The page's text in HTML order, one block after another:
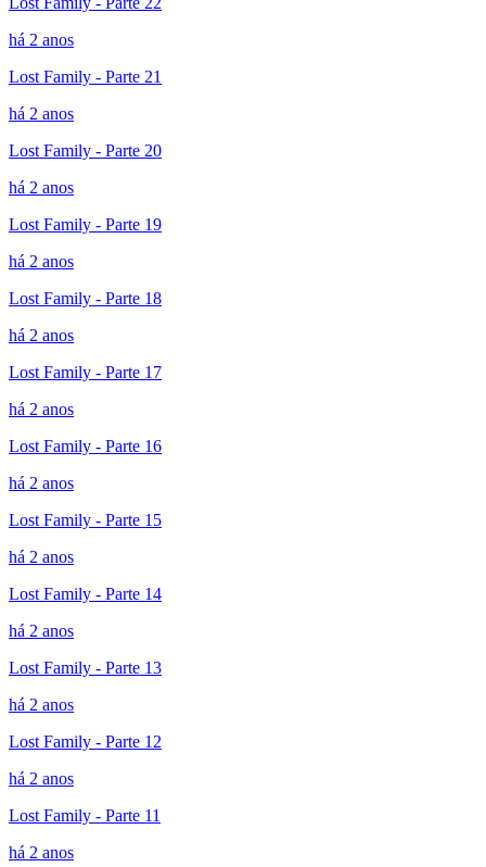
há 2 anos
Lost Family - Parte 21
há 2 anos
Lost Family - Parte 20
há 2 anos
Lost Family - Parte 19
há 2 anos
Lost Family - Parte 18
há 2 anos
Lost Family - Parte 17
há 2 anos
Lost Family - Parte 16
há 2 anos
Lost Family - Parte 15
há 2 anos
Lost Family - Parte 14
há 2 anos
Lost Family - Parte 13
há 2 anos
Lost Family - Parte 12
há 2 anos
Lost Family - Parte 11
há 2 anos